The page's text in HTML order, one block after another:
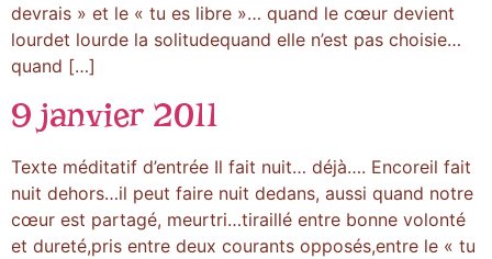
devrais » et le « tu es libre »… quand le cœur devient
lourdet lourde la solitudequand elle n’est pas choisie…
quand […]
9 janvier 2011
Texte méditatif d’entrée Il fait nuit… déjà…. Encoreil fait
nuit dehors…il peut faire nuit dedans, aussi quand notre
cœur est partagé, meurtri…tiraillé entre bonne volonté
et dureté,pris entre deux courants opposés,entre le « tu